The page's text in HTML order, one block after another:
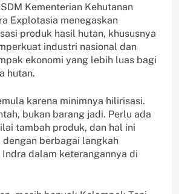
Kementerian Kehutanan
Explotasia menegaskan
produk hasil hutan, khususnya
industri nasional dan
ekonomi yang lebih luas bagi
hutan.
karena minimnya hilirisasi.
bukan barang jadi. Perlu ada
tambah produk, dan hal ini
berbagai langkah
Indra dalam keterangannya di